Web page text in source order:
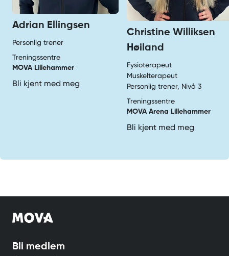
Adrian Ellingsen
Personlig trener
Treningssentre
MOVA Lillehammer
Bli kjent med meg
Christine Williksen
Høiland
Fysioterapeut
Muskelterapeut
Personlig trener, Nivå 3
Treningssentre
MOVA Arena Lillehammer
Bli kjent med meg
Bli medlem